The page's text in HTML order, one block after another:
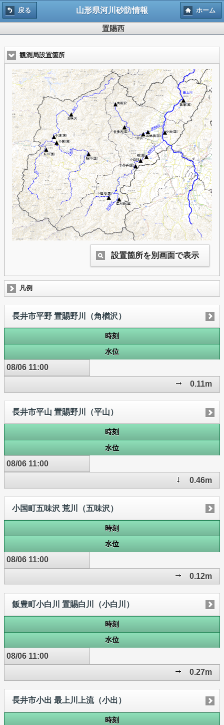
戻る 山形県河川砂防情報 ホーム
置賜西
観測局設置箇所
設置箇所を別画面で表示
凡例
長井市平野 置賜野川（角楢沢）
時刻
水位
08/06 11:00
0.11m
長井市平山 置賜野川（平山）
時刻
水位
08/06 11:00
0.46m
小国町五味沢 荒川（五味沢）
時刻
水位
08/06 11:00
0.12m
飯豊町小白川 置賜白川（小白川）
時刻
水位
08/06 11:00
0.27m
長井市小出 最上川上流（小出）
時刻